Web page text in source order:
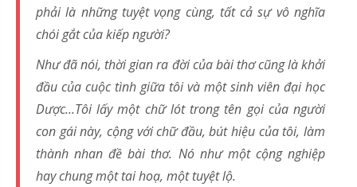
phải là những tuyệt vọng cùng, tất cả sự vô nghĩa
chói gắt của kiếp người?
Như đã nói, thời gian ra đời của bài thơ cũng là khởi
đầu của cuộc tình giữa tôi và một sinh viên đại học
Dược…Tôi lấy một chữ lót trong tên gọi của người
con gái này, cộng với chữ đầu, bút hiệu của tôi, làm
thành nhan đề bài thơ. Nó như một cộng nghiệp
hay chung một tai hoạ, một tuyệt lộ.